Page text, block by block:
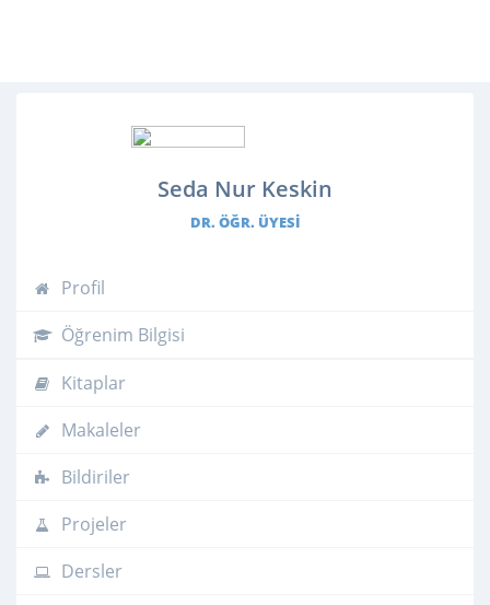
Seda Nur Keskin
DR. ÖĞR. ÜYESI
Profil
Öğrenim Bilgisi
Kitaplar
Makaleler
Bildiriler
Projeler
Dersler